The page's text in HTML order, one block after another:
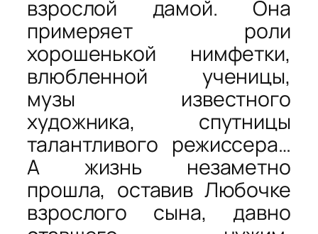
взрослой дамой. Она
примеряет роли
хорошенькой нимфетки,
влюбленной ученицы,
музы известного
художника, спутницы
талантливого режиссера…
А жизнь незаметно
прошла, оставив Любочке
взрослого сына, давно